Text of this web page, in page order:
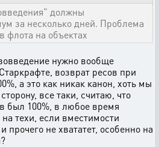
должны
за несколько дней. Проблема
флота на объектах
нужно вообще
возврат ресов при
а это как никак канон, хоть мы
все таки, считаю, что
был 100%, в любое время
техи, если вместимости
прочего не хвататет, особенно на